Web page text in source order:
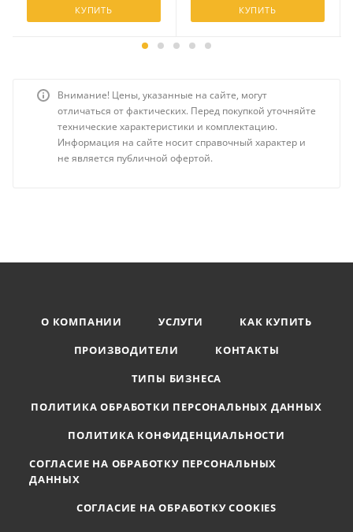
КУПИТЬ КУПИТЬ
Внимание! Цены, указанные на сайте, могут
отличаться от фактических. Перед покупкой уточняйте
технические характеристики и комплектацию.
Информация на сайте носит справочный характер и
не является публичной офертой.
О КОМПАНИИ УСЛУГИ
КАК КУПИТЬ
ПРОИЗВОДИТЕЛИ
КОНТАКТЫ
ТИПЫ БИЗНЕСА
ПОЛИТИКА ОБРАБОТКИ ПЕРСОНАЛЬНЫХ ДАННЫХ
ПОЛИТИКА КОНФИДЕНЦИАЛЬНОСТИ
СОГЛАСИЕ НА ОБРАБОТКУ ПЕРСОНАЛЬНЫХ
ДАННЫХ
СОГЛАСИЕ НА ОБРАБОТКУ COOKIES